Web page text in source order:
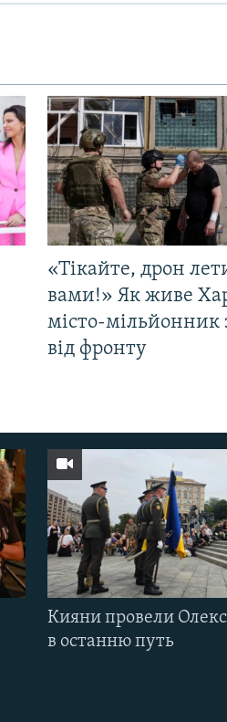
«Тікайте, дрон
вами!» Як живе
місто-мільйонник
від фронту
Кияни провели
в останню путь